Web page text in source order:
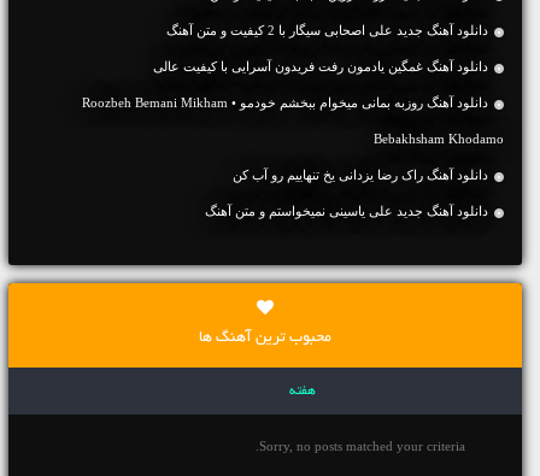
دانلود آهنگ جديد علی اصحابی سیگار با 2 کیفیت و متن آهنگ
دانلود آهنگ غمگین یادمون رفت فریدون آسرایی با کیفیت عالی
دانلود آهنگ روزبه بمانی میخوام ببخشم خودمو • Roozbeh Bemani Mikham
Bebakhsham Khodamo
دانلود آهنگ راک رضا یزدانی یخ تنهاییم رو آب کن
دانلود آهنگ جديد علی یاسینی نمیخواستم و متن آهنگ
محبوب ترین آهنگ ها
هفته
Sorry, no posts matched your criteria.